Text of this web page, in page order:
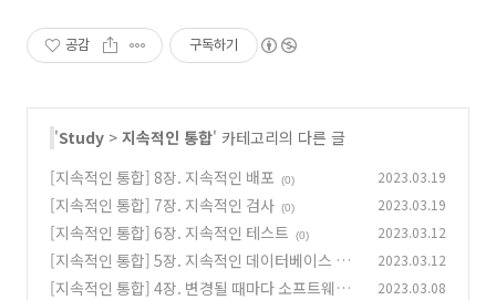
공감 구독하기
'Study > 지속적인 통합' 카테고리의 다른 글
[지속적인 통합] 8장. 지속적인 배포
(0) 2023.03.19
[지속적인 통합] 7장. 지속적인 검사 (0) 2023.03.19
[지속적인 통합] 6장. 지속적인 테스트 (0) 2023.03.12
[지속적인 통합] 5장. 지속적인 데이터베이스 통
합 (0)
2023.03.12
[지속적인 통합] 4장. 변경될 때마다 소프트웨어
2023.03.08